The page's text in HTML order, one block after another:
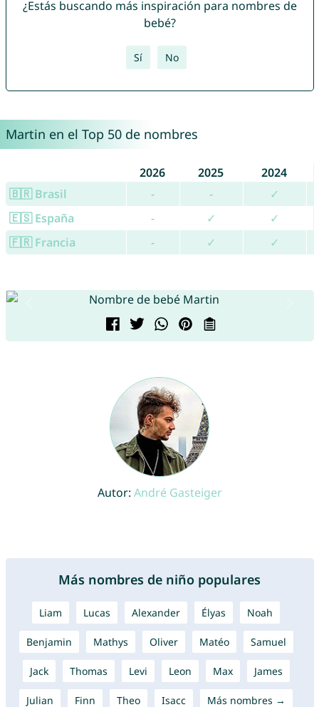
¿Estás buscando más inspiración para nombres de
bebé?
Sí No
Martin en el Top 50 de nombres
2026 2025
2024
🇧🇷 Brasil
- -
✓
🇪🇸 España
- ✓
✓
🇫🇷 Francia
- ✓ ✓
Autor: André Gasteiger
Más nombres de niño populares
Liam Lucas Alexander Élyas Noah
Benjamin Mathys Oliver Matéo Samuel
Jack Thomas Levi Leon Max James
Julian Finn Theo Isacc Más nombres →